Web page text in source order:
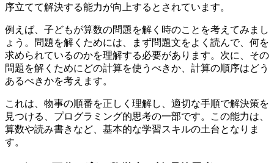
序立てて解決する能力が向上するとされています。
例えば、子どもが算数の問題を解く時のことを考えてみまし
ょう。問題を解くためには、まず問題文をよく読んで、何を
求められているのかを理解する必要があります。次に、その
問題を解くためにどの計算を使うべきか、計算の順序はどう
あるべきかを考えます。
これは、物事の順番を正しく理解し、適切な手順で解決策を
見つける、プログラミング的思考の一部です。この能力は、
算数や読み書きなど、基本的な学習スキルの土台となりま
す。